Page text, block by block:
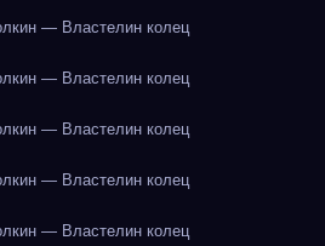
— Властелин колец
— Властелин колец
— Властелин колец
— Властелин колец
— Властелин колец